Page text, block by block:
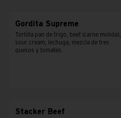
Gordita Supreme
Tortilla pan de trigo, beef (carne molida),
sour cream, lechuga, mezcla de tres
quesos y tomates.
Stacker Beef